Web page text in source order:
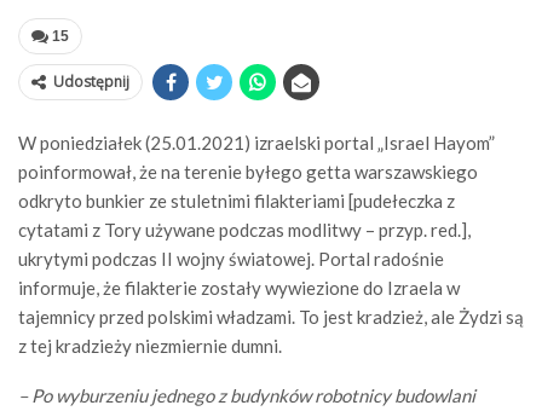
15
Udostępnij
W poniedziałek (25.01.2021) izraelski portal „Israel Hayom”
poinformował, że na terenie byłego getta warszawskiego
odkryto bunkier ze stuletnimi filakteriami [pudełeczka z
cytatami z Tory używane podczas modlitwy – przyp. red.],
ukrytymi podczas II wojny światowej. Portal radośnie
informuje, że filakterie zostały wywiezione do Izraela w
tajemnicy przed polskimi władzami. To jest kradzież, ale Żydzi są
z tej kradzieży niezmiernie dumni.
– Po wyburzeniu jednego z budynków robotnicy budowlani